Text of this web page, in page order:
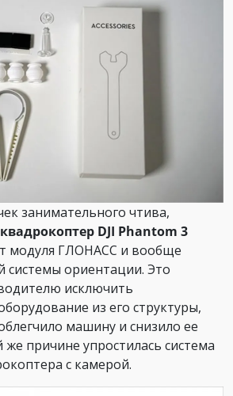
занимательного чтива,
квадрокоптер DJI Phantom 3
модуля ГЛОНАСС и вообще
системы ориентации. Это
исключить
из его структуры,
машину и снизило ее
причине упростилась система
с камерой.